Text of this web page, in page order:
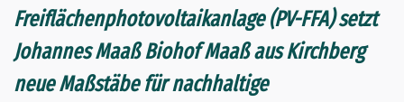
Freiflächenphotovoltaikanlage (PV-FFA) setzt
Johannes Maaß Biohof Maaß aus Kirchberg
neue Maßstäbe für nachhaltige